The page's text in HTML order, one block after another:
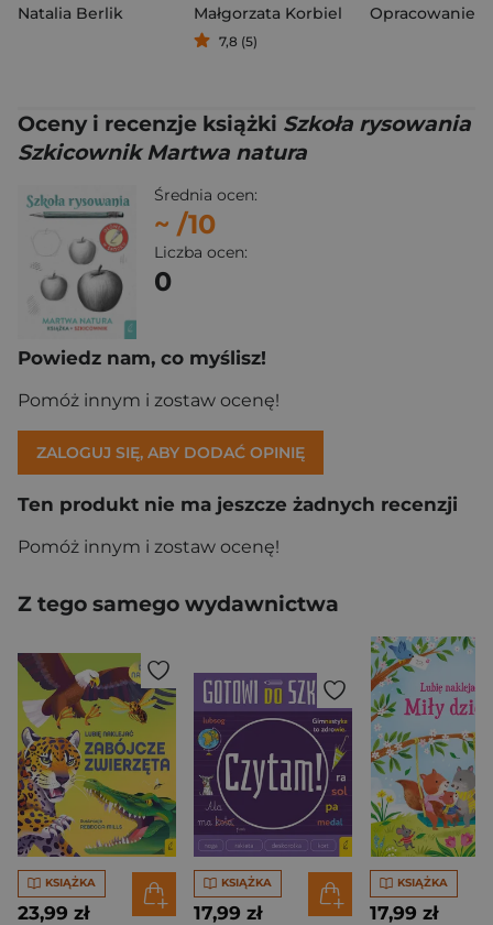
Natalia Berlik
Małgorzata Korbiel
7,8 (5)
Oceny i recenzje książki Szkoła rysowania
Szkicownik Martwa natura
Średnia ocen:
~ /10
Liczba ocen:
0
Powiedz nam, co myślisz!
Pomóż innym i zostaw ocenę!
ZALOGUJ SIĘ, ABY DODAĆ OPINIĘ
Ten produkt nie ma jeszcze żadnych recenzji
Pomóż innym i zostaw ocenę!
Z tego samego wydawnictwa
KSIĄŻKA
23,99 zł
KSIĄŻKA
17,99 zł
KSIĄŻKA
17,99 zł